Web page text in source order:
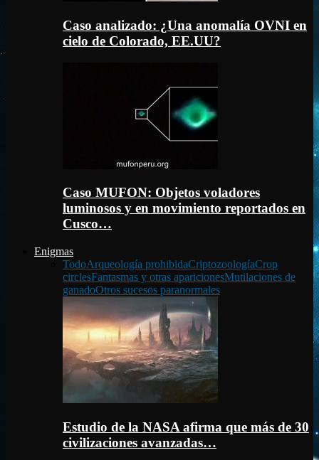
Caso analizado: ¿Una anomalía OVNI en
cielo de Colorado, EE.UU?
Caso MUFON: Objetos voladores
luminosos y en movimiento reportados en
Cusco…
Enigmas
TodoArqueología prohibidaCriptozoologíaCrop
circlesFantasmas y otras aparicionesMutilaciones de
ganadoOtros sucesos paranormales
Estudio de la NASA afirma que más de 30
civilizaciones avanzadas…